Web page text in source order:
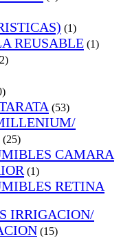
(1)
REUSABLE (1)
(53)
(25)
CAMARA
(1)
RETINA
IRRIGACION/
(15)